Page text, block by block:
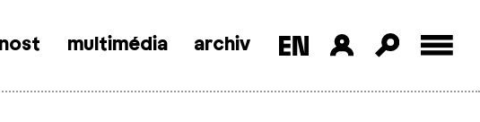
multimédia archiv